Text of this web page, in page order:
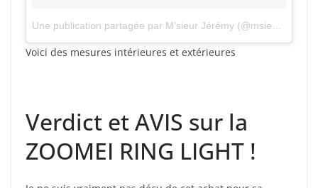
Une publication partagée par M’sieur Jérémy (@msieurjeremy)
Voici des mesures intérieures et extérieures
Verdict et AVIS sur la
ZOOMEI RING LIGHT !